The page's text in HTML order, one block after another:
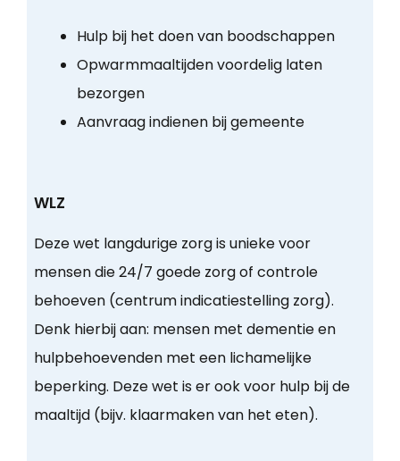
Hulp bij het doen van boodschappen
Opwarmmaaltijden voordelig laten
bezorgen
Aanvraag indienen bij gemeente
WLZ
Deze wet langdurige zorg is unieke voor
mensen die 24/7 goede zorg of controle
behoeven (centrum indicatiestelling zorg).
Denk hierbij aan: mensen met dementie en
hulpbehoevenden met een lichamelijke
beperking. Deze wet is er ook voor hulp bij de
maaltijd (bijv. klaarmaken van het eten).